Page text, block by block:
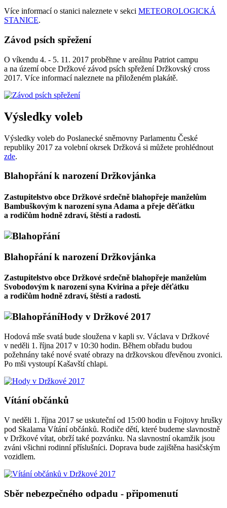
Více informací o stanici naleznete v sekci METEOROLOGICKÁ
STANICE.
Závod psích spřežení
O víkendu 4. - 5. 11. 2017 proběhne v areálnu Patriot campu
a na území obce Držkové závod psích spřežení Držkovský cross
2017. Více informací naleznete na přiloženém plakátě.
Výsledky voleb
Výsledky voleb do Poslanecké sněmovny Parlamentu České
republiky 2017 za volební okrsek Držková si můžete prohlédnout
zde.
Blahopřání k narození Držkovjánka
Zastupitelstvo obce Držkové srdečně blahopřeje manželům
Bambuškovým k narození syna Adama a přeje děťátku
a rodičům hodně zdraví, štěstí a radosti.
Blahopřání k narození Držkovjánka
Zastupitelstvo obce Držkové srdečně blahopřeje manželům
Svobodovým k narození syna Kvirina a přeje děťátku
a rodičům hodně zdraví, štěstí a radosti.
Hody v Držkové 2017
Hodová mše svatá bude sloužena v kapli sv. Václava v Držkové
v neděli 1. října 2017 v 10:30 hodin. Během obřadu budou
požehnány také nové svaté obrazy na držkovskou dřevěnou zvonici.
Po mši vystoupí Kašavští chlapi.
Vítání občánků
V neděli 1. října 2017 se uskuteční od 15:00 hodin u Fojtovy hrušky
pod Skalama Vítání občánků. Rodiče dětí, které budeme slavnostně
v Držkové vítat, obrží také pozvánku. Na slavnostní okamžik jsou
zváni všichni rodinní příslušníci. Doprava bude zajištěna hasičským
vozidlem.
Sběr nebezpečného odpadu - připomenutí